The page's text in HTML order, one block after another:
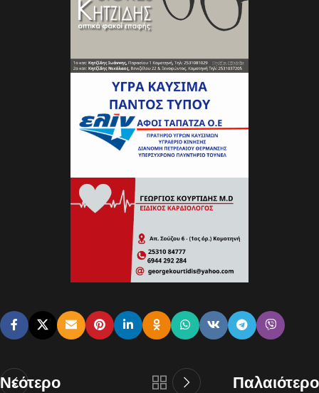
Νεότερο Παλαιότερο